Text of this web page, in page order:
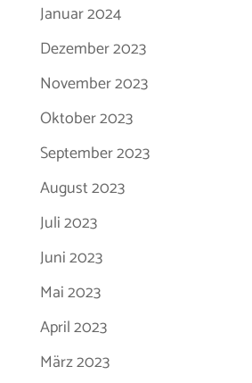
Januar 2024
Dezember 2023
November 2023
Oktober 2023
September 2023
August 2023
Juli 2023
Juni 2023
Mai 2023
April 2023
März 2023